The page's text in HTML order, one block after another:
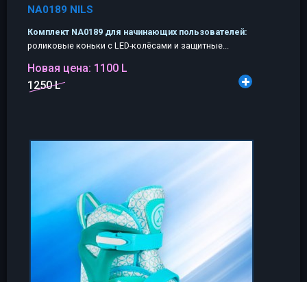
NA0189 NILS
Комплект NA0189 для начинающих пользователей:
роликовые коньки с LED-колёсами и защитные...
Новая цена: 1100 L
1250 L